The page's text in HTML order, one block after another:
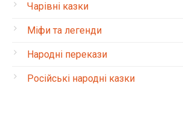
Чарівні казки
Міфи та легенди
Народні перекази
Російські народні казки